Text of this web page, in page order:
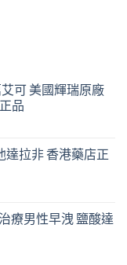
可 美國輝瑞原廠
品
達拉非 香港藥店正
療男性早洩 鹽酸達